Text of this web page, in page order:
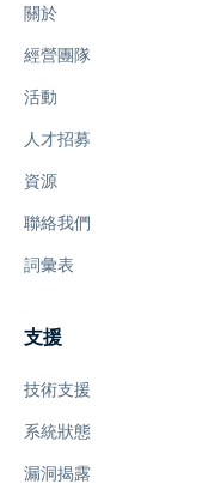
關於
經營團隊
活動
人才招募
資源
聯絡我們
詞彙表
支援
技術支援
系統狀態
漏洞揭露